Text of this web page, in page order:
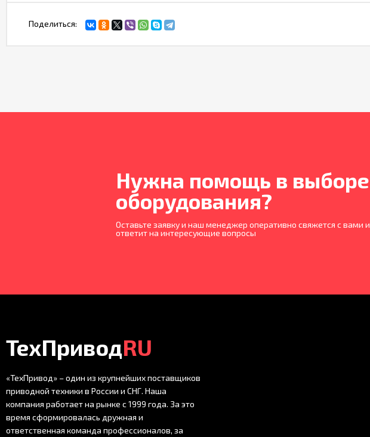
Поделиться:
Нужна помощь в выборе
оборудования?
Оставьте заявку и наш менеджер оперативно свяжется с вами и
ответит на интересующие вопросы
ТехПриводRU
«ТехПривод» – один из крупнейших поставщиков
приводной техники в России и СНГ. Наша
компания работает на рынке с 1999 года. За это
время сформировалась дружная и
ответственная команда профессионалов, за